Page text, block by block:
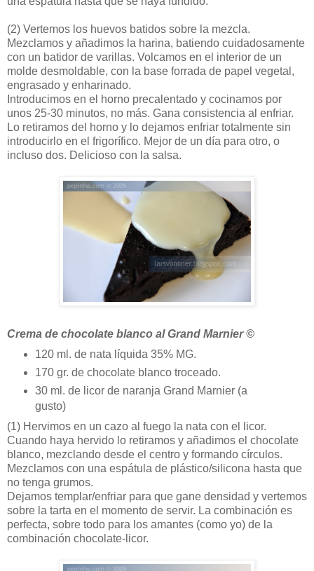
(2) Vertemos los huevos batidos sobre la mezcla.
Mezclamos y añadimos la harina, batiendo cuidadosamente
con un batidor de varillas. Volcamos en el interior de un
molde desmoldable, con la base forrada de papel vegetal,
engrasado y enharinado.
Introducimos en el horno precalentado y cocinamos por
unos 25-30 minutos, no más. Gana consistencia al enfriar.
Lo retiramos del horno y lo dejamos enfriar totalmente sin
introducirlo en el frigorífico. Mejor de un día para otro, o
incluso dos. Delicioso con la salsa.
Crema de chocolate blanco al Grand Marnier ©
120 ml. de nata líquida 35% MG.
170 gr. de chocolate blanco troceado.
30 ml. de licor de naranja Grand Marnier (a
gusto)
(1) Hervimos en un cazo al fuego la nata con el licor.
Cuando haya hervido lo retiramos y añadimos el chocolate
blanco, mezclando desde el centro y formando círculos.
Mezclamos con una espátula de plástico/silicona hasta que
no tenga grumos.
Dejamos templar/enfriar para que gane densidad y vertemos
sobre la tarta en el momento de servir. La combinación es
perfecta, sobre todo para los amantes (como yo) de la
combinación chocolate-licor.